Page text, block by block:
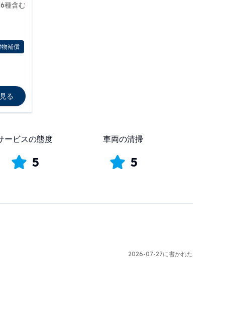
種含む
物補償
る
ービスの態度
5
車両の清掃
5
2026-07-27に書かれた